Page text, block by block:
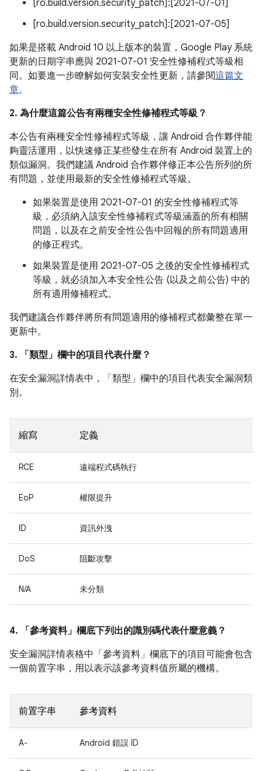
[ro.build.version.security_patch]:[2021-07-01]
[ro.build.version.security_patch]:[2021-07-05]
如果是搭載 Android 10 以上版本的裝置，Google Play 系統
更新的日期字串應與 2021-07-01 安全性修補程式等級相
同。如要進一步瞭解如何安裝安全性更新，請參閱這篇文
章。
2. 為什麼這篇公告有兩種安全性修補程式等級？
本公告有兩種安全性修補程式等級，讓 Android 合作夥伴能
夠靈活運用，以快速修正某些發生在所有 Android 裝置上的
類似漏洞。我們建議 Android 合作夥伴修正本公告所列的所
有問題，並使用最新的安全性修補程式等級。
如果裝置是使用 2021-07-01 的安全性修補程式等
級，必須納入該安全性修補程式等級涵蓋的所有相關
問題，以及在之前安全性公告中回報的所有問題適用
的修正程式。
如果裝置是使用 2021-07-05 之後的安全性修補程式
等級，就必須加入本安全性公告 (以及之前公告) 中的
所有適用修補程式。
我們建議合作夥伴將所有問題適用的修補程式都彙整在單一
更新中。
3. 「類型」 欄中的項目代表什麼？
在安全漏洞詳情表中，「類型」 欄中的項目代表安全漏洞類
別。
縮寫 定義
RCE 遠端程式碼執行
EoP 權限提升
ID 資訊外洩
DoS 阻斷攻擊
N/A 未分類
4. 「參考資料」 欄底下列出的識別碼代表什麼意義？
安全漏洞詳情表格中「參考資料」 欄底下的項目可能會包含
一個前置字串，用以表示該參考資料值所屬的機構。
前置字串 參考資料
A- Android 錯誤 ID